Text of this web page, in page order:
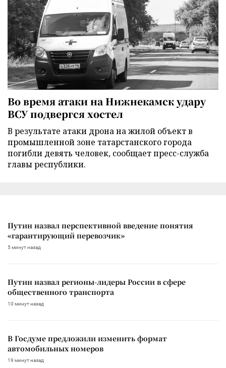
Во время атаки на Нижнекамск удару
ВСУ подвергся хостел
В результате атаки дрона на жилой объект в
промышленной зоне татарстанского города
погибли девять человек, сообщает пресс-служба
главы республики.
Путин назвал перспективной введение понятия
«гарантирующий перевозчик»
5 минут назад
Путин назвал регионы-лидеры России в сфере
общественного транспорта
10 минут назад
В Госдуме предложили изменить формат
автомобильных номеров
19 минут назад